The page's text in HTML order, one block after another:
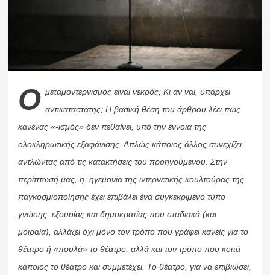
Ο μεταμοντερνισμός είναι νεκρός; Κι αν ναι, υπάρχει
αντικαταστάτης; Η βασική θέση του άρθρου λέει πως
κανένας «-ισμός» δεν πεθαίνει, υπό την έννοια της
ολοκληρωτικής εξαφάνισης. Απλώς κάποιος άλλος συνεχίζει
αντλώντας από τις κατακτήσεις του προηγούμενου. Στην
περίπτωσή μας, η ηγεμονία της ιντερνετικής κουλτούρας της
παγκοσμιοποίησης έχει επιβάλει ένα συγκεκριμένο τύπο
γνώσης, εξουσίας και δημοκρατίας που σταδιακά (και
μοιραία), αλλάζει όχι μόνο τον τρόπο που γράφει κανείς για το
θέατρο ή «πουλά» το θέατρο, αλλά και τον τρόπο που κοιτά
κάποιος το θέατρο και συμμετέχει. Το θέατρο, για να επιβιώσει,